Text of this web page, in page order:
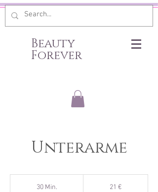
Beauty
Forever
Unterarme
30 Min. 21 €